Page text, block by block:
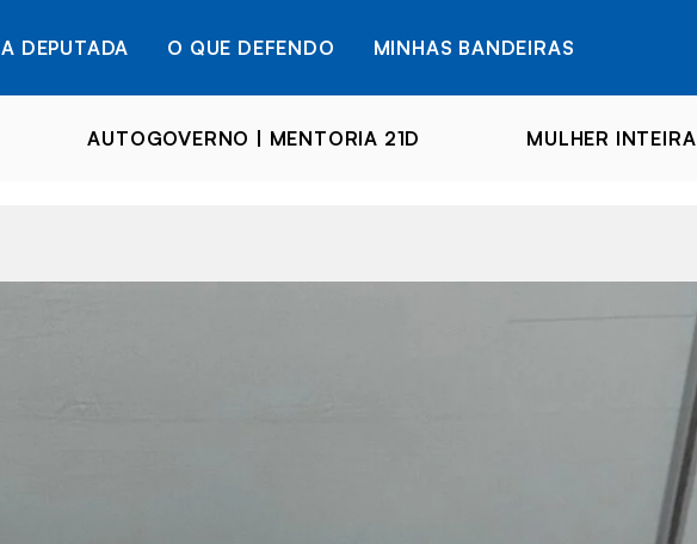
A DEPUTADA O QUE DEFENDO MINHAS BANDEIRAS
AUTOGOVERNO | MENTORIA 21D MULHER INTEIRA